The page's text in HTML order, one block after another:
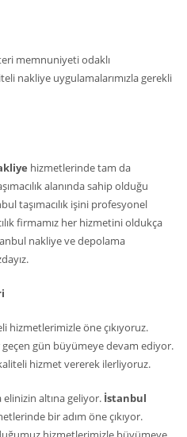
memnuniyeti odaklı
nakliye uygulamalarımızla gerekli
hizmetlerinde tam da
alanında sahip olduğu
taşımacılık işini profesyonel
firmamız her hizmetini oldukça
nakliye ve depolama
öne çıkıyoruz.
geçen gün büyümeye devam ediyor.
hizmet vererek ilerliyoruz.
altına geliyor. İstanbul
bir adım öne çıkıyor.